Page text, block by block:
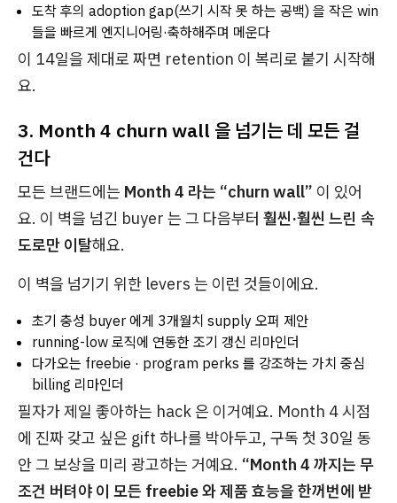
도착 후의 adoption gap(쓰기 시작 못 하는 공백) 을 작은 win
들을 빠르게 엔지니어링·축하해주며 메운다
이 14일을 제대로 짜면 retention 이 복리로 붙기 시작해
요.
3. Month 4 churn wall 을 넘기는 데 모든 걸
건다
모든 브랜드에는 Month 4 라는 “churn wall” 이 있어
요. 이 벽을 넘긴 buyer 는 그 다음부터 훨씬·훨씬 느린 속
도로만 이탈해요.
이 벽을 넘기기 위한 levers 는 이런 것들이에요.
초기 충성 buyer 에게 3개월치 supply 오퍼 제안
running-low 로직에 연동한 조기 갱신 리마인더
다가오는 freebie · program perks 를 강조하는 가치 중심
billing 리마인더
필자가 제일 좋아하는 hack 은 이거예요. Month 4 시점
에 진짜 갖고 싶은 gift 하나를 박아두고, 구독 첫 30일 동
안 그 보상을 미리 광고하는 거예요. “Month 4 까지는 무
조건 버텨야 이 모든 freebie 와 제품 효능을 한꺼번에 받